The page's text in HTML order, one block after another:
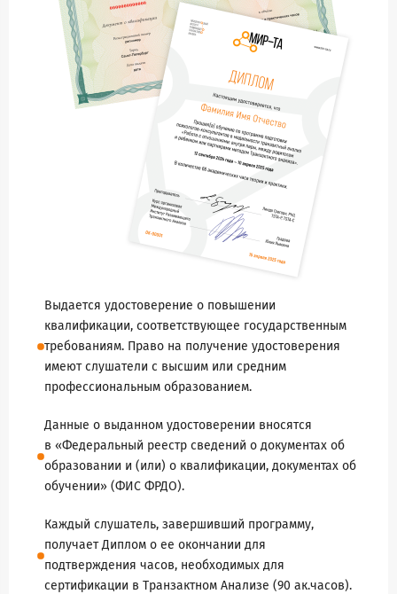
Выдается удостоверение о повышении
квалификации, соответствующее государственным
требованиям. Право на получение удостоверения
имеют слушатели с высшим или средним
профессиональным образованием.
Данные о выданном удостоверении вносятся
в «Федеральный реестр сведений о документах об
образовании и (или) о квалификации, документах об
обучении» (ФИС ФРДО).
Каждый слушатель, завершивший программу,
получает Диплом о ее окончании для
подтверждения часов, необходимых для
сертификации в Транзактном Анализе (90 ак.часов).